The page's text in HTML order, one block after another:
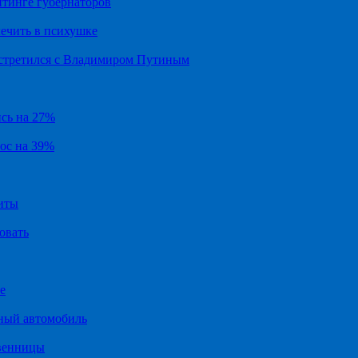
в психушке
с Владимиром Путиным
на 27%
на 39%
автомобиль